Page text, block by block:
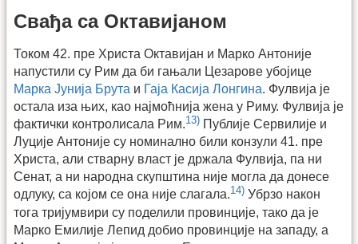
Свађа са Октавијаном
Током 42. пре Христа Октавијан и Марко Антоније
напустили су Рим да би гањали Цезарове убојице
Марка Јунија Брута и Гаја Касија Лонгина. Фулвија је
остала иза њих, као најмоћнија жена у Риму. Фулвија је
фактички контролисала Рим.13) Публије Сервилије и
Луције Антоније су номинално били конзули 41. пре
Христа, али стварну власт је држала Фулвија, па ни
Сенат, а ни народна скупштина није могла да донесе
одлуку, са којом се она није слагала.14) Убрзо након
тога тријумвири су поделили провинције, тако да је
Марко Емилије Лепид добио провинције на западу, а